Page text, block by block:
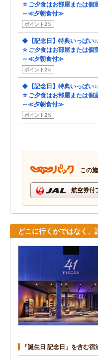
☆ご夕食はお部屋または個
～≪夕朝食付≫
ポイント2%
◆【記念日】特典いっぱい
☆ご夕食はお部屋または個
～≪夕朝食付≫
ポイント2%
◆【記念日】特典いっぱい
☆ご夕食はお部屋または個
～≪夕朝食付≫
ポイント2%
この
航空券付
どこに行くかではなく、
「誕生日 記念日」を含む宿